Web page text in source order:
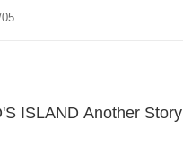
ISLAND Another Story